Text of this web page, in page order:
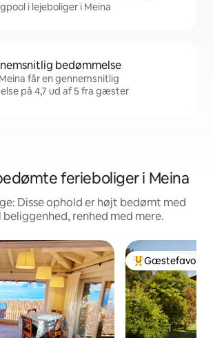
i lejeboliger i Meina
bedømmelse
får en gennemsnitlig
på 4,7 ud af 5 fra gæster
ferieboliger i Meina
Disse ophold er højt bedømt med
beliggenhed, renhed med mere.
Bedste
Gæstefavorit